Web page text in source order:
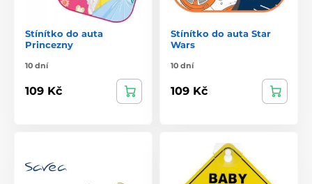
Stínítko do auta
Princezny
10 dní
109 Kč
Stínítko do auta Star
Wars
10 dní
109 Kč